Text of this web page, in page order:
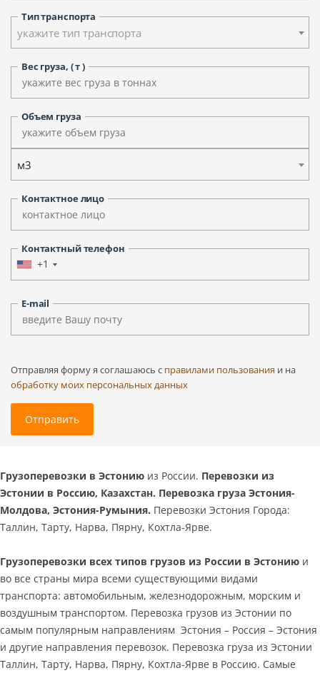
Тип транспорта
укажите тип транспорта
Вес груза, ( т )
Объем груза
м3
Контактное лицо
Контактный телефон
+1
E-mail
Отправляя форму я соглашаюсь c правилами пользования и на
обработку моих персональных данных
Отправить
Грузоперевозки в Эстонию из России. Перевозки из
Эстонии в Россию, Казахстан. Перевозка груза Эстония-
Молдова, Эстония-Румыния. Перевозки Эстония Города:
Таллин, Тарту, Нарва, Пярну, Кохтла-Ярве.
Грузоперевозки всех типов грузов из России в Эстонию и
во все страны мира всеми существующими видами
транспорта: автомобильным, железнодорожным, морским и
воздушным транспортом. Перевозка грузов из Эстонии по
самым популярным направлениям Эстония – Россия – Эстония
и другие направления перевозок. Перевозка груза из Эстонии
Таллин, Тарту, Нарва, Пярну, Кохтла-Ярве в Россию. Самые